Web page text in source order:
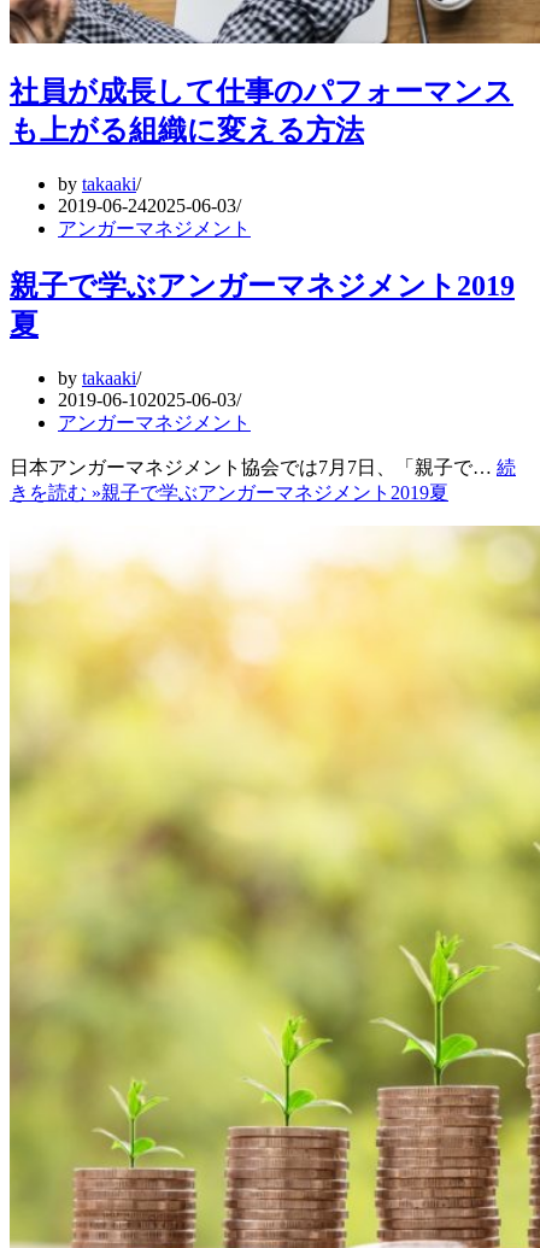
社員が成長して仕事のパフォーマンス
も上がる組織に変える方法
by takaaki
2019-06-242025-06-03
アンガーマネジメント
親子で学ぶアンガーマネジメント2019
夏
by takaaki
2019-06-102025-06-03
アンガーマネジメント
日本アンガーマネジメント協会では7月7日、「親子で… 続
きを読む »親子で学ぶアンガーマネジメント2019夏